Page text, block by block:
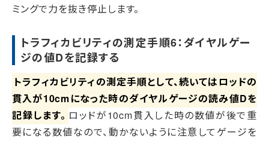
ミングで力を抜き停止します。
トラフィカビリティの測定手順6：ダイヤルゲー
ジの値Dを記録する
トラフィカビリティの測定手順として、続いてはロッドの
貫入が10cmになった時のダイヤルゲージの読み値Dを
記録します。 ロッドが10cm貫入した時の数値が後で重
要になる数値なので、動かないように注意してゲージを